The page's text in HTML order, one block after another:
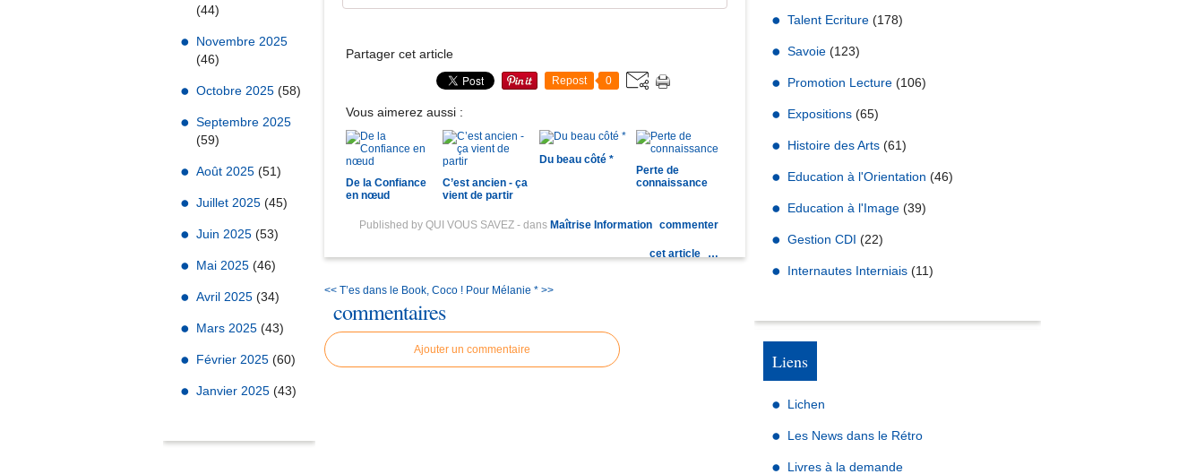
(44)
Novembre 2025
(46)
Octobre 2025 (58)
Septembre 2025
(59)
Août 2025 (51)
Juillet 2025 (45)
Juin 2025 (53)
Mai 2025 (46)
Avril 2025 (34)
Mars 2025 (43)
Février 2025 (60)
Janvier 2025 (43)
Partager cet article
Repost 0
Vous aimerez aussi :
De la Confiance
en nœud
C’est ancien - ça
vient de partir
Du beau côté *
Perte de
connaissance
Published by QUI VOUS SAVEZ - dans Maîtrise Information commenter
cet article …
<< T’es dans le Book, Coco ! Pour Mélanie * >>
commentaires
Ajouter un commentaire
Talent Ecriture (178)
Savoie (123)
Promotion Lecture (106)
Expositions (65)
Histoire des Arts (61)
Education à l'Orientation (46)
Education à l'Image (39)
Gestion CDI (22)
Internautes Interniais (11)
Liens
Lichen
Les News dans le Rétro
Livres à la demande